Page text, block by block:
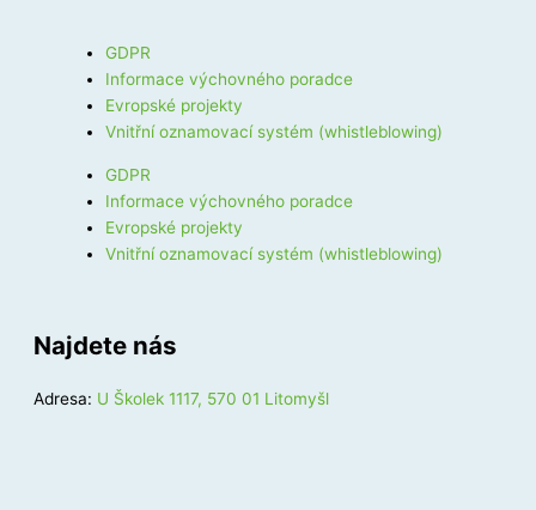
GDPR
Informace výchovného poradce
Evropské projekty
Vnitřní oznamovací systém (whistleblowing)
GDPR
Informace výchovného poradce
Evropské projekty
Vnitřní oznamovací systém (whistleblowing)
Najdete nás
Adresa: U Školek 1117, 570 01 Litomyšl